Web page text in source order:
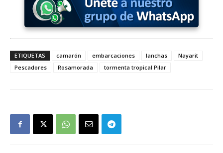
ETIQUETAS camarón embarcaciones lanchas
Nayarit
Pescadores
Rosamorada tormenta tropical Pilar